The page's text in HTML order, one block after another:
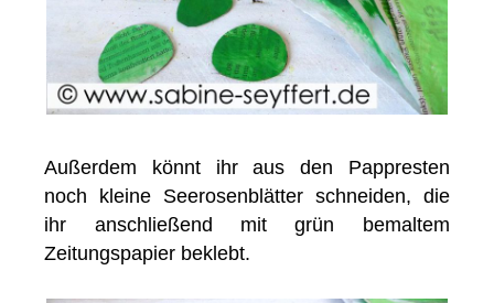
Außerdem könnt ihr aus den Pappresten
noch kleine Seerosenblätter schneiden, die
ihr anschließend mit grün bemaltem
Zeitungspapier beklebt.